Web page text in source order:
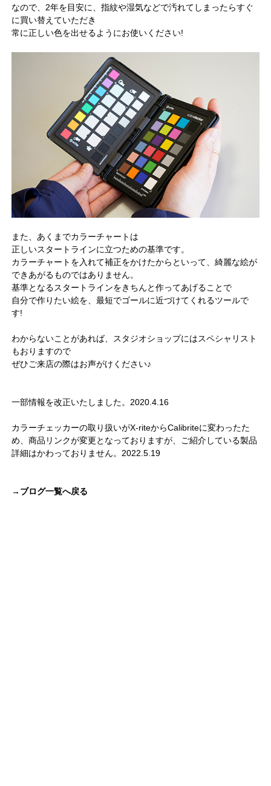
なので、2年を目安に、指紋や湿気などで汚れてしまったらすぐ
に買い替えていただき
常に正しい色を出せるようにお使いください!
また、あくまでカラーチャートは
正しいスタートラインに立つための基準です。
カラーチャートを入れて補正をかけたからといって、綺麗な絵が
できあがるものではありません。
基準となるスタートラインをきちんと作ってあげることで
自分で作りたい絵を、最短でゴールに近づけてくれるツールで
す!
わからないことがあれば、スタジオショップにはスペシャリスト
もおりますので
ぜひご来店の際はお声がけください♪
一部情報を改正いたしました。2020.4.16
カラーチェッカーの取り扱いがX-riteからCalibriteに変わったた
め、商品リンクが変更となっておりますが、ご紹介している製品
詳細はかわっておりません。2022.5.19
→ブログ一覧へ戻る